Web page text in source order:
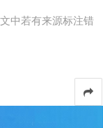
中若有来源标注错